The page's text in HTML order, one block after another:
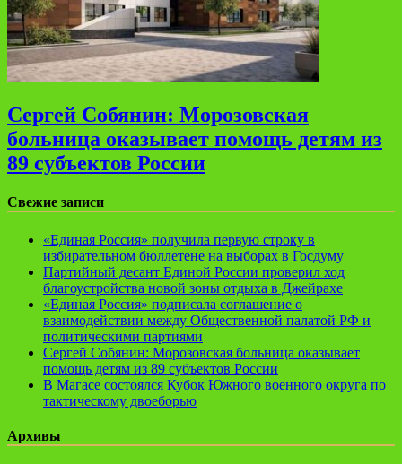
Сергей Собянин: Морозовская
больница оказывает помощь детям из
89 субъектов России
Свежие записи
«Единая Россия» получила первую строку в
избирательном бюллетене на выборах в Госдуму
Партийный десант Единой России проверил ход
благоустройства новой зоны отдыха в Джейрахе
«Единая Россия» подписала соглашение о
взаимодействии между Общественной палатой РФ и
политическими партиями
Сергей Собянин: Морозовская больница оказывает
помощь детям из 89 субъектов России
В Магасе состоялся Кубок Южного военного округа по
тактическому двоеборью
Архивы